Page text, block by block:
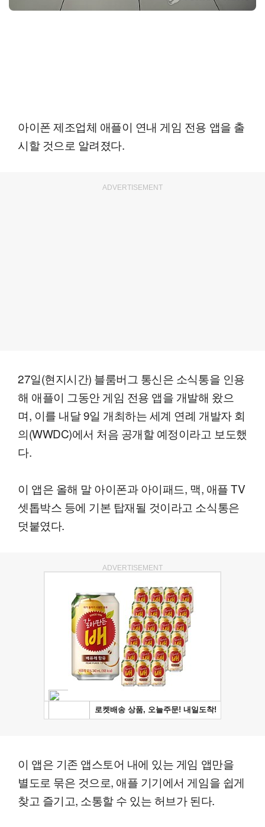
아이폰 제조업체 애플이 연내 게임 전용 앱을 출
시할 것으로 알려졌다.
ADVERTISEMENT
27일(현지시간) 블룸버그 통신은 소식통을 인용
해 애플이 그동안 게임 전용 앱을 개발해 왔으
며, 이를 내달 9일 개최하는 세계 연례 개발자 회
의(WWDC)에서 처음 공개할 예정이라고 보도했
다.
이 앱은 올해 말 아이폰과 아이패드, 맥, 애플 TV
셋톱박스 등에 기본 탑재될 것이라고 소식통은
덧붙였다.
ADVERTISEMENT
이 앱은 기존 앱스토어 내에 있는 게임 앱만을
별도로 묶은 것으로, 애플 기기에서 게임을 쉽게
찾고 즐기고, 소통할 수 있는 허브가 된다.